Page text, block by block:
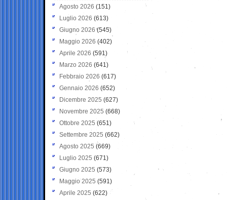
Agosto 2026 (151)
Luglio 2026 (613)
Giugno 2026 (545)
Maggio 2026 (402)
Aprile 2026 (591)
Marzo 2026 (641)
Febbraio 2026 (617)
Gennaio 2026 (652)
Dicembre 2025 (627)
Novembre 2025 (668)
Ottobre 2025 (651)
Settembre 2025 (662)
Agosto 2025 (669)
Luglio 2025 (671)
Giugno 2025 (573)
Maggio 2025 (591)
Aprile 2025 (622)